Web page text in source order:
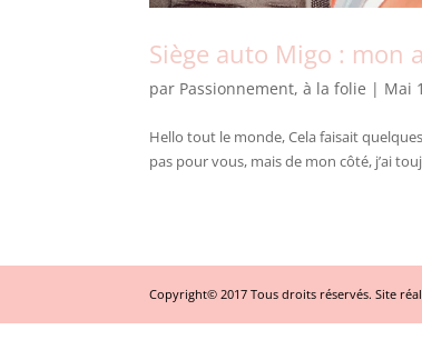
Siège auto Migo : mon
par Passionnement, à la folie | Mai
Hello tout le monde, Cela faisait
pas pour vous, mais de mon côté, j’ai
Copyright© 2017 Tous droits réservés. Site